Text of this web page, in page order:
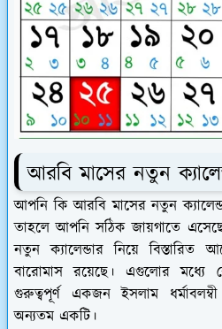
আরবি মাসের নতুন
আপনি কি আরবি মাসের নতুন
তাহলে আপনি সঠিক জায়গাতে
নতুন ক্যালেন্ডার নিয়ে
বারোমাস রয়েছে। এগুলোর
গুরুত্বপূর্ণ একজন ইসলাম
অন্যতম একটি।